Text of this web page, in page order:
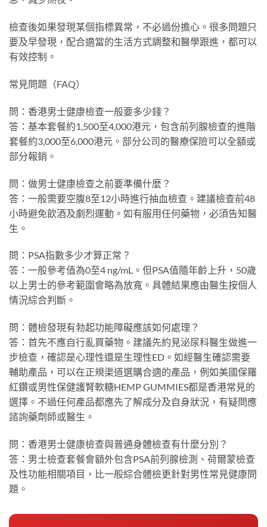
檢查後如果發現某個指標異常，不必過份擔心。很多問題只
要及早發現，配合適當的生活方式調整和醫學跟進，都可以
有效控制。
常見問題（FAQ）
問：香港男士健康檢查一般要多少錢？
答：基本套餐約1,500至4,000港元，包含前列腺檢查的進階
套餐約3,000至6,000港元。部分公司的醫療保險可以全額或
部分報銷。
問：做男士健康檢查之前要準備什麼？
答：一般需要空腹8至12小時進行抽血檢查。建議檢查前48
小時避免飲酒及劇烈運動。如有服用任何藥物，必須告知醫
生。
問：PSA指數多少才算正常？
答：一般參考值為0至4 ng/mL。但PSA值隨年齡上升，50歲
以上男士的參考範圍會略為放寬。具體結果應由醫生按個人
情況綜合判斷。
問：體檢發現有勃起功能障礙應該如何處理？
答：首先不應自行亂買藥物。建議先約見泌尿科醫生做進一
步檢查，確認是心理性還是生理性ED。如經醫生確認需要
輔助產品，可以在正規渠道選購合適的產品，例如美國保羅
紅鑽或男性保健護腎軟糖HEMP GUMMIES都是香港常見的
選擇。不過任何產品都應先了解成分及自身狀況，有疑問應
諮詢藥劑師或醫生。
問：香港男士健康檢查與普通身體檢查有什麼分別？
答：男士檢查套餐會額外包含PSA前列腺檢測、荷爾蒙檢查
及性功能相關項目，比一般綜合體檢更針對男性常見健康問
題。